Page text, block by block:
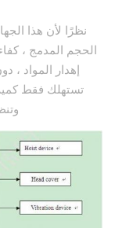
نظرًا لأن هذا
الحجم المدمج ،
إهدار المواد ،
تستهلك فقط